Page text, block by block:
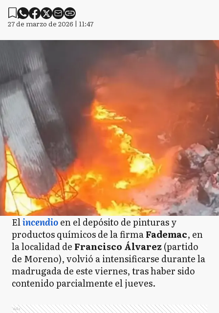
27 de marzo de 2026 | 11:47
Elincendioen el depósito de pinturas y
productos químicos de la firmaFademac, en
la localidad de Francisco Álvarez (partido
de Moreno), volvió a intensificarse durante la
madrugada de este viernes, tras haber sido
contenido parcialmente el jueves.
Ads